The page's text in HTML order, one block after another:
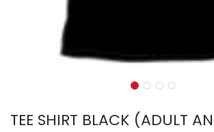
TEE SHIRT BLACK (ADULT